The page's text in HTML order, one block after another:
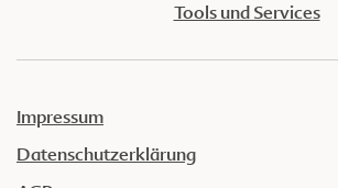
Tools und Services
Impressum
Datenschutzerklärung